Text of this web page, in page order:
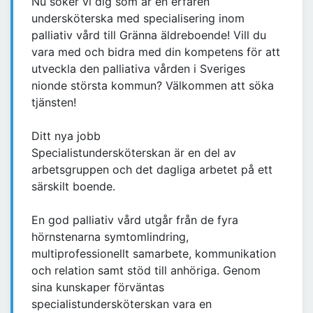
undersköterska med specialisering inom
palliativ vård till Gränna äldreboende! Vill du
vara med och bidra med din kompetens för att
utveckla den palliativa vården i Sveriges
nionde största kommun? Välkommen att söka
tjänsten!
Ditt nya jobb
Specialistundersköterskan är en del av
arbetsgruppen och det dagliga arbetet på ett
särskilt boende.
En god palliativ vård utgår från de fyra
hörnstenarna symtomlindring,
multiprofessionellt samarbete, kommunikation
och relation samt stöd till anhöriga. Genom
sina kunskaper förväntas
specialistundersköterskan vara en